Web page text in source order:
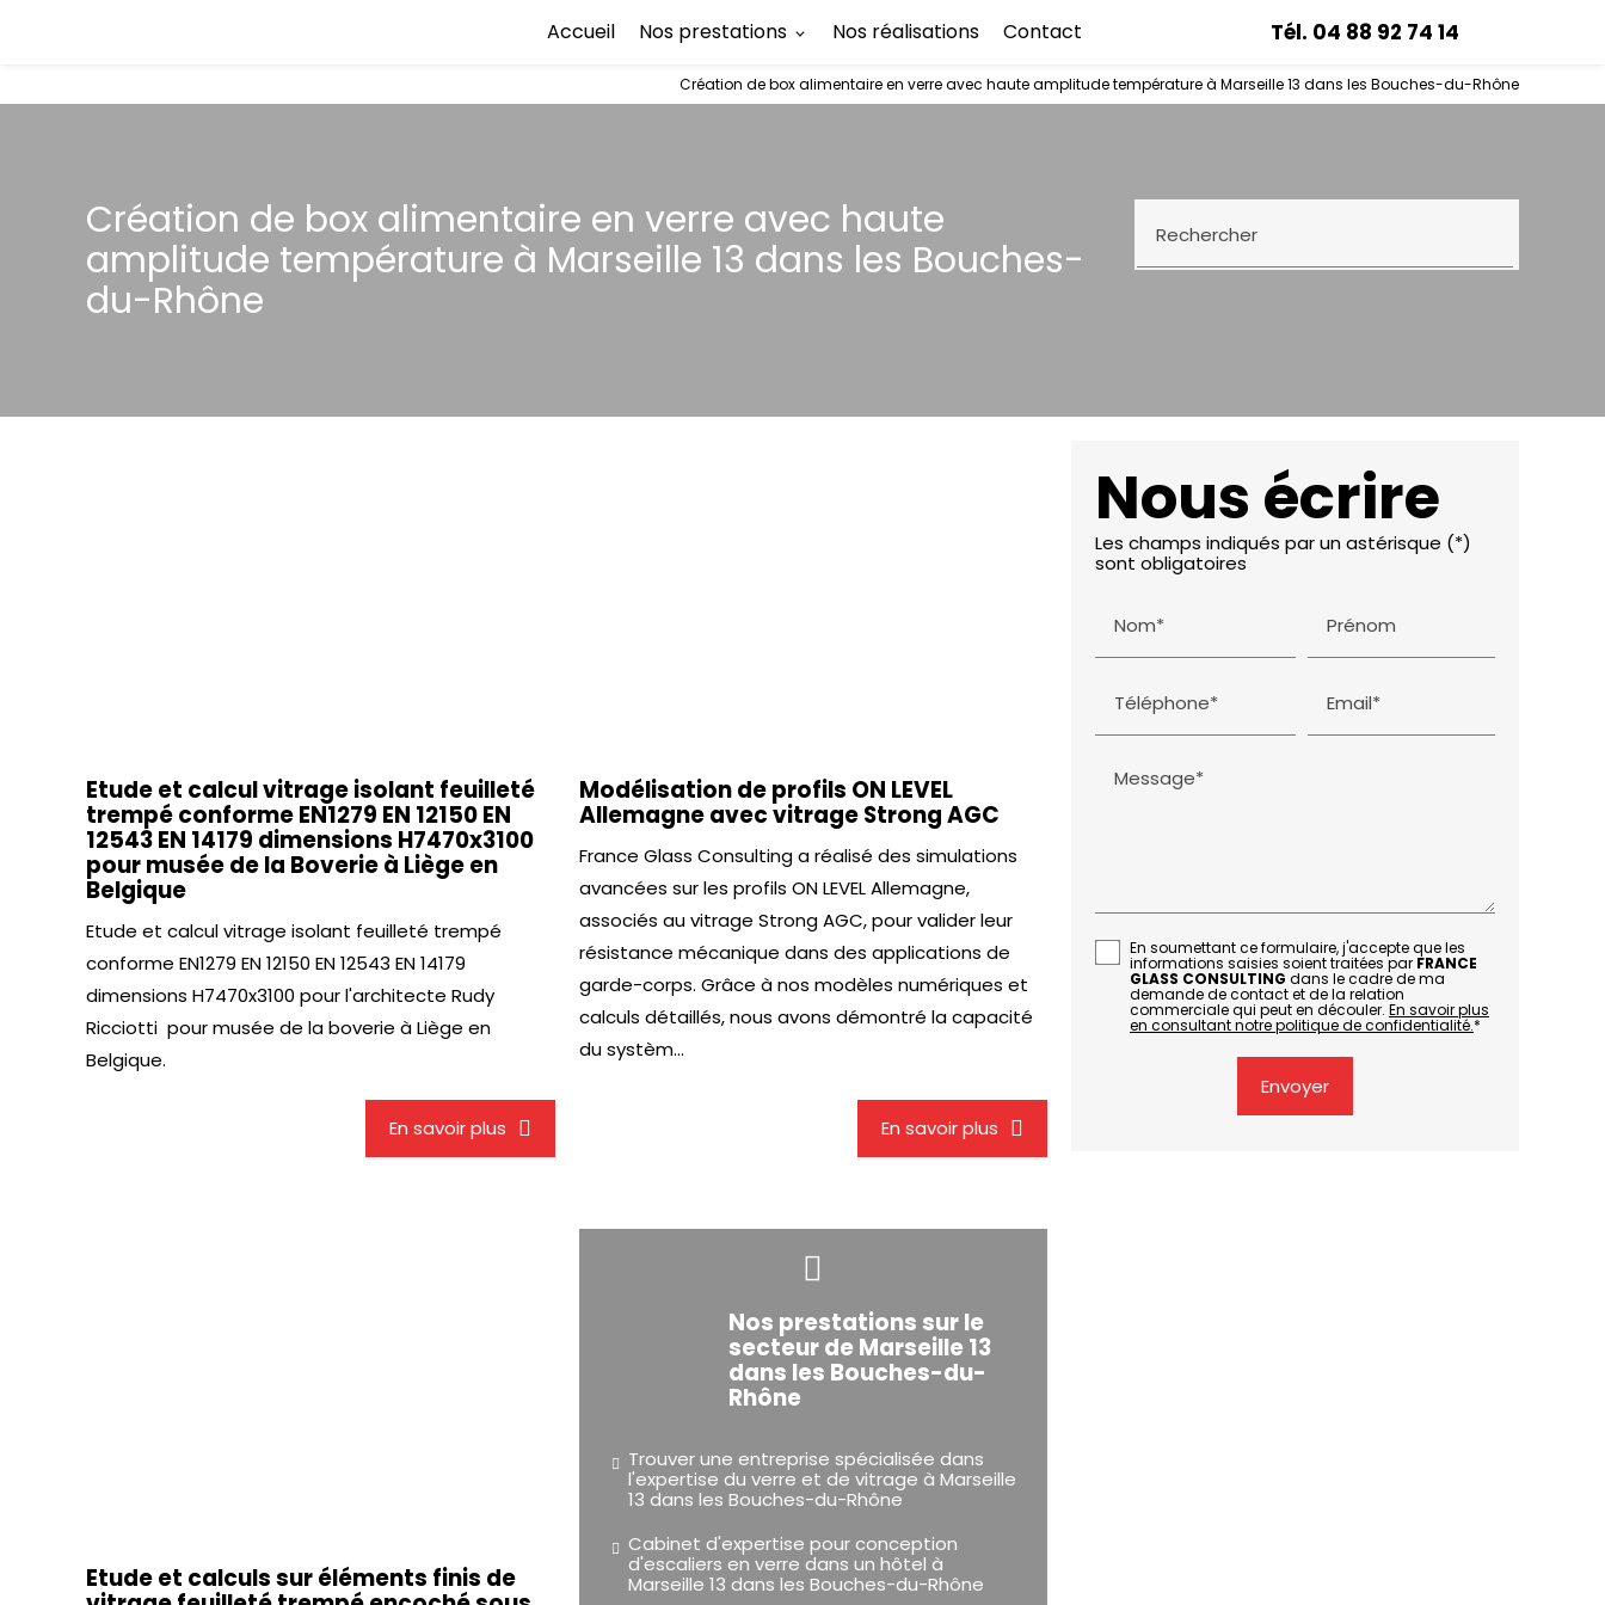
Accueil Nos prestations Nos réalisations Contact Tél. 04 88 92 74 14
Création de box alimentaire en verre avec haute amplitude température à Marseille 13 dans les Bouches-du-Rhône
Création de box alimentaire en verre avec haute
amplitude température à Marseille 13 dans les Bouches-
du-Rhône
Rechercher
Etude et calcul vitrage isolant feuilleté
trempé conforme EN1279 EN 12150 EN
12543 EN 14179 dimensions H7470x3100
pour musée de la Boverie à Liège en
Belgique
Etude et calcul vitrage isolant feuilleté trempé
conforme EN1279 EN 12150 EN 12543 EN 14179
dimensions H7470x3100 pour l'architecte Rudy
Ricciotti pour musée de la boverie à Liège en
Belgique.
En savoir plus
Modélisation de profils ON LEVEL
Allemagne avec vitrage Strong AGC
France Glass Consulting a réalisé des simulations
avancées sur les profils ON LEVEL Allemagne,
associés au vitrage Strong AGC, pour valider leur
résistance mécanique dans des applications de
garde-corps. Grâce à nos modèles numériques et
calculs détaillés, nous avons démontré la capacité
du systèm...
En savoir plus
Etude et calculs sur éléments finis de
Nos prestations sur le
secteur de Marseille 13
dans les Bouches-du-
Rhône
Trouver une entreprise spécialisée dans
l'expertise du verre et de vitrage à Marseille
13 dans les Bouches-du-Rhône
Cabinet d'expertise pour conception
d'escaliers en verre dans un hôtel à
Marseille 13 dans les Bouches-du-Rhône
Nous écrire
Les champs indiqués par un astérisque (*)
sont obligatoires
Nom* Prénom
Téléphone* Email*
Message*
En soumettant ce formulaire, j'accepte que les
informations saisies soient traitées par FRANCE
GLASS CONSULTING dans le cadre de ma
demande de contact et de la relation
commerciale qui peut en découler. En savoir plus
en consultant notre politique de confidentialité.*